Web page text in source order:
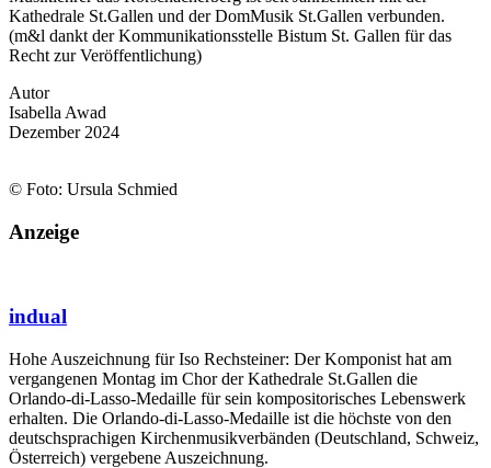
Kathedrale St.Gallen und der DomMusik St.Gallen verbunden.
(m&l dankt der Kommunikationsstelle Bistum St. Gallen für das
Recht zur Veröffentlichung)
Autor
Isabella Awad
Dezember 2024
© Foto: Ursula Schmied
Anzeige
indual
Hohe Auszeichnung für Iso Rechsteiner: Der Komponist hat am
vergangenen Montag im Chor der Kathedrale St.Gallen die
Orlando-di-Lasso-Medaille für sein kompositorisches Lebenswerk
erhalten. Die Orlando-di-Lasso-Medaille ist die höchste von den
deutschsprachigen Kirchenmusikverbänden (Deutschland, Schweiz,
Österreich) vergebene Auszeichnung.